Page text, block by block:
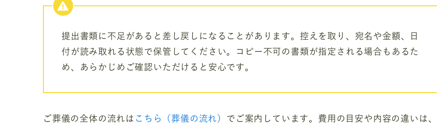
提出書類に不足があると差し戻しになることがあります。控えを取り、宛名や金額、日
付が読み取れる状態で保管してください。コピー不可の書類が指定される場合もあるた
め、あらかじめご確認いただけると安心です。
ご葬儀の全体の流れは こちら（葬儀の流れ）
でご案内しています。費用の目安や内容の違いは、